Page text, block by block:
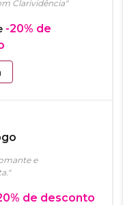
Clarividência"
-20% de
e
de desconto